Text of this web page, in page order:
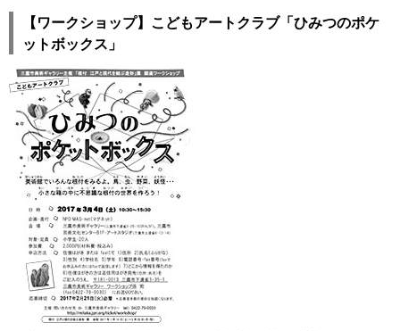
【ワークショップ】こどもアートクラブ「ひみつのポケ
ットボックス」